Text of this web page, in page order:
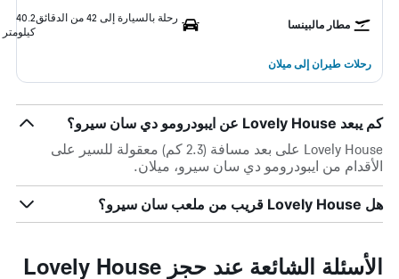
مطار مالبينسا
رحلة بالسيارة إلى 42 من الدقائق
40.2
كيلومتر
رحلات طيران إلى ميلان
كم يبعد Lovely House عن ايبودرومو دي سان سيرو؟
Lovely House على بعد مسافة (2.3 كم) معقولة للسير على
الأقدام من ايبودرومو دي سان سيرو، ميلان.
هل Lovely House قريب من ملعب سان سيرو؟
الأسئلة الشائعة عند حجز Lovely House